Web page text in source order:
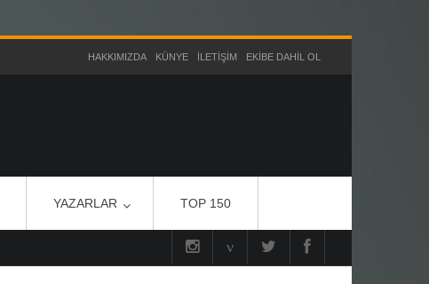
HAKKIMIZDA KÜNYE İLETIŞIM EKIBE DAHIL OL
YAZARLAR TOP 150